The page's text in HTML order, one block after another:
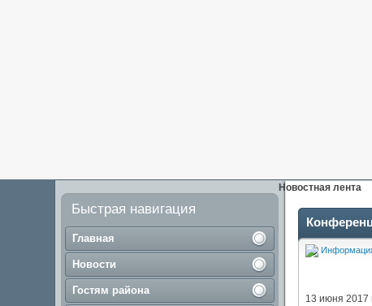
Быстрая навигация
Главная
Новости
Гостям района
Новостная лента
13 июня 2017